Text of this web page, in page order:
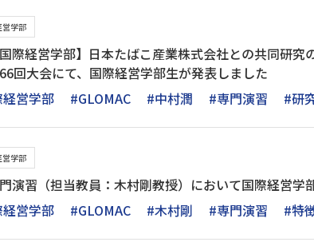
営学部
国際経営学部】日本たばこ産業株式会社との共同研
回大会にて、国際経営学部生が発表しました
営学部
#GLOMAC #中村潤 #専門演習 #研
営学部
演習（担当教員：木村剛教授）において国際経営
営学部
#GLOMAC #木村剛 #専門演習 #特